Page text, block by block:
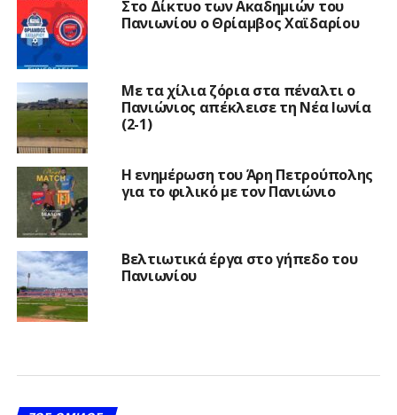
Στο Δίκτυο των Ακαδημιών του
Πανιωνίου ο Θρίαμβος Χαϊδαρίου
Με τα χίλια ζόρια στα πέναλτι ο
Πανιώνιος απέκλεισε τη Νέα Ιωνία
(2-1)
Η ενημέρωση του Άρη Πετρούπολης
για το φιλικό με τον Πανιώνιο
Βελτιωτικά έργα στο γήπεδο του
Πανιωνίου